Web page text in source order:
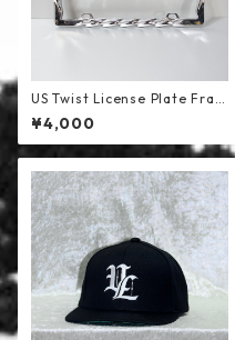
US Twist License Plate Fram
e
¥4,000